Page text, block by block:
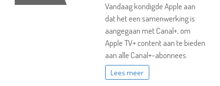
Vandaag kondigde Apple aan
dat het een samenwerking is
aangegaan met Canal+, om
Apple TV+ content aan te bieden
aan alle Canal+-abonnees.
Lees meer